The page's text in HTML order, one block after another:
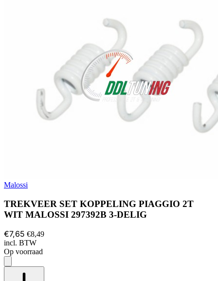
Malossi
TREKVEER SET KOPPELING PIAGGIO 2T
WIT MALOSSI 297392B 3-DELIG
€7,65 €8,49
incl. BTW
Op voorraad